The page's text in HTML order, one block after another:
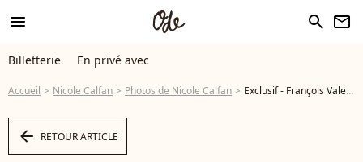
menu search newsletter
Billetterie En privé avec
Accueil Nicole Calfan Photos de Nicole Calfan Exclusif - François Valery et sa femme sur le plateau de l’enregistrement de l’émission « Face à Hanouna » présentée par C.Hanouna et diffusée sur C8 le 19 octobre 2024, à Paris, France, le 17 octobre 2024. © Jack Tribeca/Bestimage - Photo
arrow_left RETOUR ARTICLE